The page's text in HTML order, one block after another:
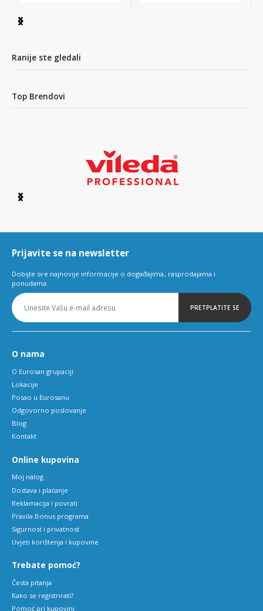
Item
4
Ranije ste gledali
Top Brendovi
Item
6
Prijavite se na newsletter
Dobijte sve najnovije informacije o događajima, rasprodajama i
ponudama.
PRETPLATITE SE
O nama
O Eurosan grupaciji
Lokacije
Posao u Eurosanu
Odgovorno poslovanje
Blog
Kontakt
Online kupovina
Moj nalog
Dostava i plaćanje
Reklamacija i povrati
Pravila Bonus programa
Sigurnost i privatnost
Uvjeti korištenja i kupovine
Trebate pomoć?
Česta pitanja
Kako se registrirati?
Pomoć pri kupovini